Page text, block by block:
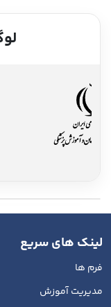
لینک های سریع
فرم ها
مدیریت آموزش